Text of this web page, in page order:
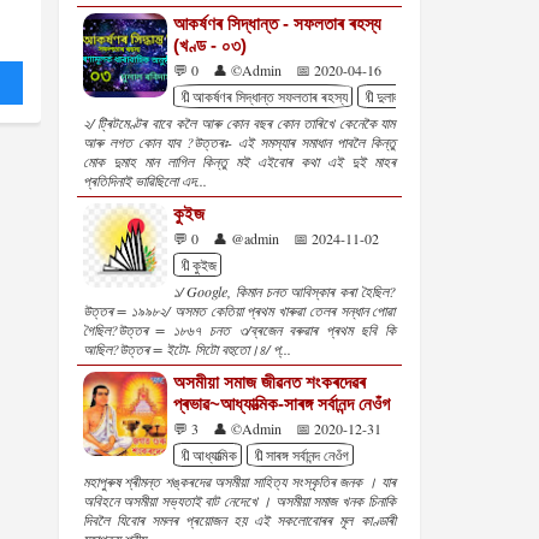
আকৰ্ষণৰ সিদ্ধান্ত - সফলতাৰ ৰহস্য
(খণ্ড - ০৩)
💬 0 👤 ©Admin
📅 2020-04-16
🔖আকৰ্ষণৰ সিদ্ধান্ত সফলতাৰ ৰহস্য
🔖দুলাল ৰবিদাস
২/ ট্ৰিটমেণ্টৰ বাবে কলৈ আৰু কোন বছৰ কোন তাৰিখে কেনেকৈ যাম
আৰু লগত কোন যাব ?উত্তৰঃ- এই সমস্যাৰ সমাধান পাবলৈ কিন্তু
মোক দুমাহ মান লাগিল কিন্তু মই এইবোৰ কথা এই দুই মাহৰ
প্ৰতিদিনাই ভাৱিছিলো এদ...
কুইজ
💬 0 👤 @admin
📅 2024-11-02
🔖কুইজ
১/ Google, কিমান চনত আবিস্কাৰ কৰা হৈছিল?
উত্তৰ = ১৯৯৮২/ অসমত কেতিয়া প্ৰথম খাৰুৱা তেলৰ সন্ধান পোৱা
গৈছিল?উত্তৰ = ১৮৬৭ চনত ৩/ব্ৰজেন বৰুৱাৰ প্ৰথম ছবি কি
আছিল?উত্তৰ = ইটো- সিটো বহুতো।৪/ প্...
অসমীয়া সমাজ জীৱনত শংকৰদেৱৰ
প্ৰভাৱ~আধ্যাত্মিক-সাৰঙ্গ সৰ্বানন্দ নেওঁগ
💬 3 👤 ©Admin
📅 2020-12-31
🔖আধ্যাত্মিক
🔖সাৰঙ্গ সৰ্বানন্দ নেওঁগ
মহাপুৰুষ শ্ৰীমন্ত শঙ্কৰদেৱ অসমীয়া সাহিত্য সংস্কৃতিৰ জনক । যাৰ
অবিহনে অসমীয়া সভ্যতাই বাট নেদেখে । অসমীয়া সমাজ খনক চিনাকি
দিবলৈ যিবোৰ সমলৰ প্ৰয়োজন হয় এই সকলোবোৰৰ মূল কাণ্ডাৰী